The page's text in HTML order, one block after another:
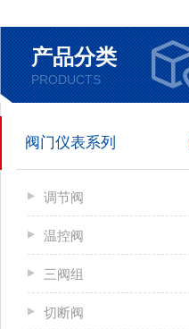
产品分类
PRODUCTS
阀门仪表系列
调节阀
温控阀
三阀组
切断阀